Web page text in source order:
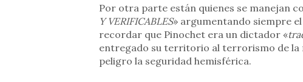
Por otra parte están quienes se manejan
Y VERIFICABLES» argumentando siempre
recordar que Pinochet era un dictador «
entregado su territorio al terrorismo de
peligro la seguridad hemisférica.